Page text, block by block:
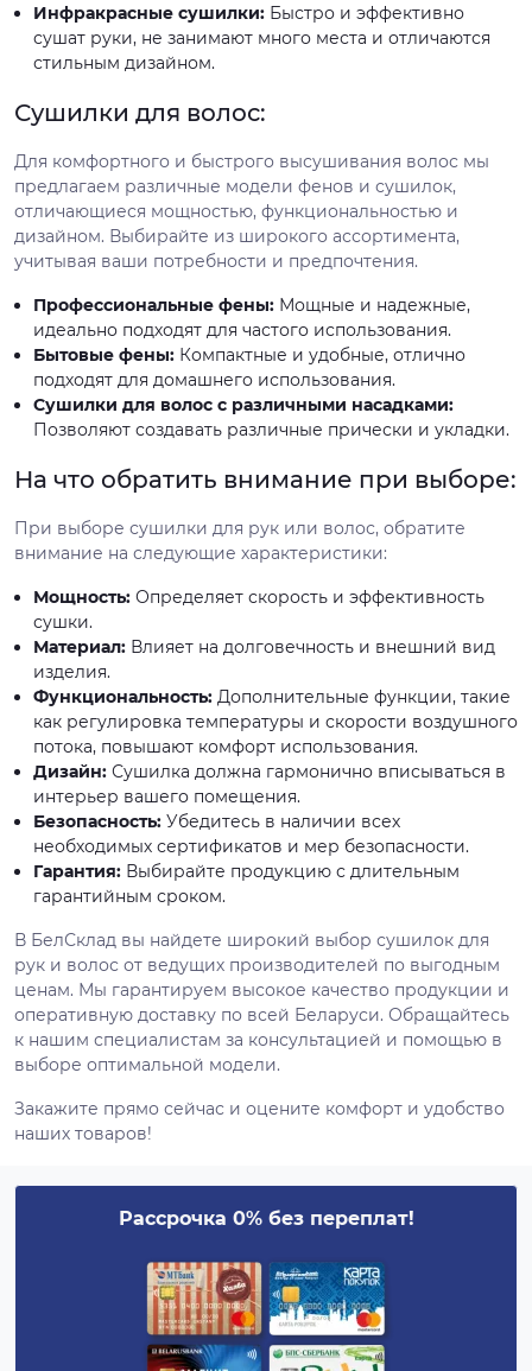
Инфракрасные сушилки: Быстро и эффективно
сушат руки, не занимают много места и отличаются
стильным дизайном.
Сушилки для волос:
Для комфортного и быстрого высушивания волос мы
предлагаем различные модели фенов и сушилок,
отличающиеся мощностью, функциональностью и
дизайном. Выбирайте из широкого ассортимента,
учитывая ваши потребности и предпочтения.
Профессиональные фены: Мощные и надежные,
идеально подходят для частого использования.
Бытовые фены: Компактные и удобные, отлично
подходят для домашнего использования.
Сушилки для волос с различными насадками:
Позволяют создавать различные прически и укладки.
На что обратить внимание при выборе:
При выборе сушилки для рук или волос, обратите
внимание на следующие характеристики:
Мощность: Определяет скорость и эффективность
сушки.
Материал: Влияет на долговечность и внешний вид
изделия.
Функциональность: Дополнительные функции, такие
как регулировка температуры и скорости воздушного
потока, повышают комфорт использования.
Дизайн: Сушилка должна гармонично вписываться в
интерьер вашего помещения.
Безопасность: Убедитесь в наличии всех
необходимых сертификатов и мер безопасности.
Гарантия: Выбирайте продукцию с длительным
гарантийным сроком.
В БелСклад вы найдете широкий выбор сушилок для
рук и волос от ведущих производителей по выгодным
ценам. Мы гарантируем высокое качество продукции и
оперативную доставку по всей Беларуси. Обращайтесь
к нашим специалистам за консультацией и помощью в
выборе оптимальной модели.
Закажите прямо сейчас и оцените комфорт и удобство
наших товаров!
Рассрочка 0% без переплат!